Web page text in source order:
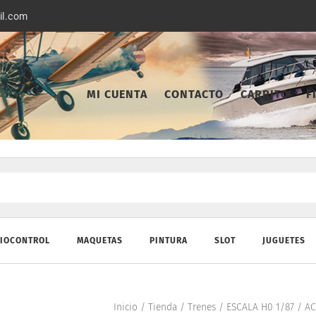
MI CUENTA CONTACTO CARRITO
MAQUETAS PINTURA SLOT JUGUETES
Inicio / Tienda/ Trenes/ ESCALA H0 1/87/